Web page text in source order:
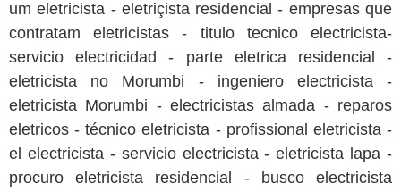
um eletricista - eletriçista residencial - empresas que
contratam eletricistas - titulo tecnico electricista-
servicio electricidad - parte eletrica residencial -
eletricista no Morumbi - ingeniero electricista -
eletricista Morumbi - electricistas almada - reparos
eletricos - técnico eletricista - profissional eletricista -
el electricista - servicio electricista - eletricista lapa -
procuro eletricista residencial - busco electricista